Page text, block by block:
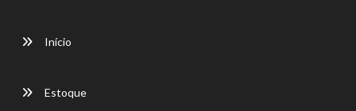
Início
Estoque